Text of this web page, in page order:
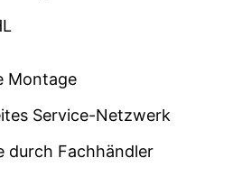
Montage
Service-Netzwerk
durch Fachhändler